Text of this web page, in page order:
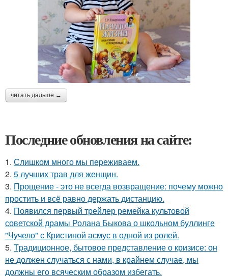
читать дальше →
Последние обновления на сайте:
1. Слишком много мы пеpеживаем.
2. 5 лучших трав для женщин.
3. Прощение - это не всегда возвращение: почему можно
простить и всё равно держать дистанцию.
4. Появился первый трейлер ремейка культовой
советской драмы Ролана Быкова о школьном буллинге
"Чучело" с Кристиной асмус в одной из ролей.
5. Tpадиционное, бытовое представление о кризисе: он
не должен случаться с нами, в крайнем случае, мы
должны его всяческим образом избегать.